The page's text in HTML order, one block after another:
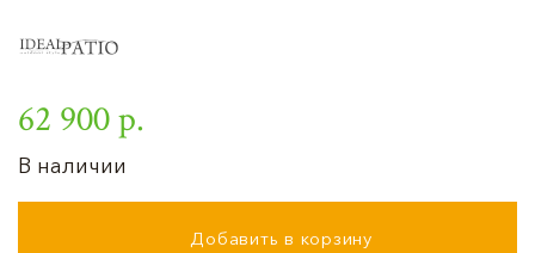
62 900 р.
В наличии
Добавить в корзину